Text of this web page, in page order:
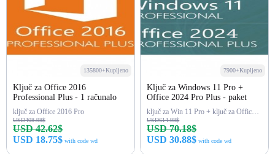
135800+Kupljeno
Ključ za Office 2016
Professional Plus - 1 računalo
ključ za Office 2016 Pro
USD408.98$
USD 42.62$
USD 18.75$ with code wd
7900+Kupljeno
Ključ za Windows 11 Pro +
Office 2024 Pro Plus - paket
ključ za Win 11 Pro + ključ za Office 2024 Pro Plus
USD614.98$
USD 70.18$
USD 30.88$ with code wd